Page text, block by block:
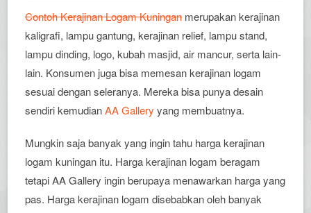
Contoh Kerajinan Logam Kuninganmerupakan kerajinan
kaligrafi, lampu gantung, kerajinan relief, lampu stand,
lampu dinding, logo, kubah masjid, air mancur, serta lain-
lain. Konsumen juga bisa memesan kerajinan logam
sesuai dengan seleranya. Mereka bisa punya desain
sendiri kemudianAA Gallery yang membuatnya.
Mungkin saja banyak yang ingin tahu harga kerajinan
logam kuningan itu. Harga kerajinan logam beragam
tetapi AA Gallery ingin berupaya menawarkan harga yang
pas. Harga kerajinan logam disebabkan oleh banyak